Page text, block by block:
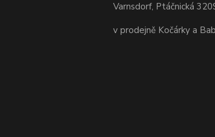
Varnsdorf, Ptáčnická
v prodejně Kočárky a